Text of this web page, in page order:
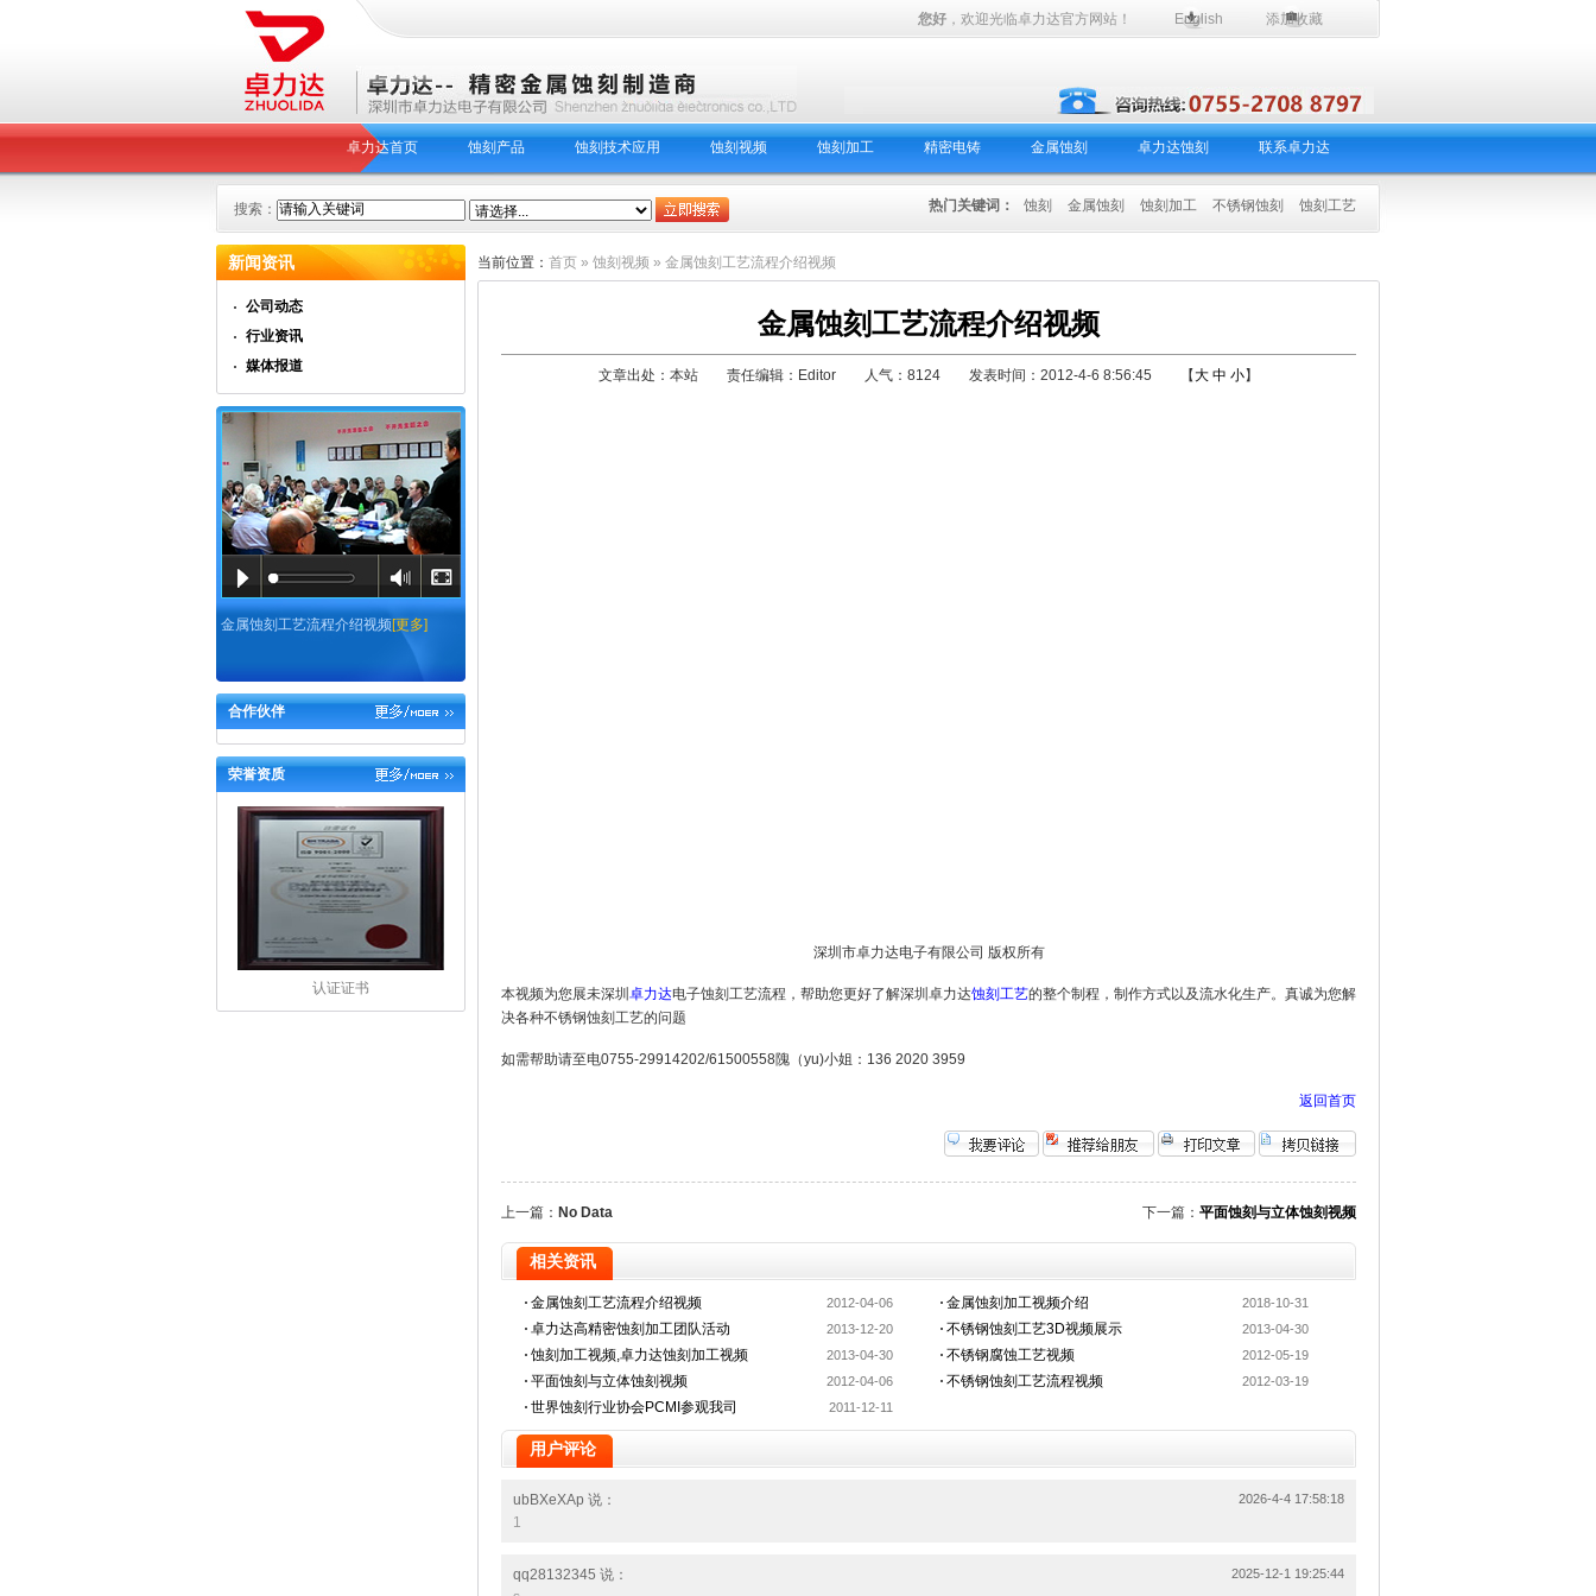
您好 ，欢迎光临卓力达官方网站！ English 添加收藏
卓力达首页 蚀刻产品 蚀刻技术应用 蚀刻视频 蚀刻加工 精密电铸 金属蚀刻 卓力达蚀刻 联系卓力达
热门关键词： 蚀刻 金属蚀刻 蚀刻加工 不锈钢蚀刻 蚀刻工艺
搜索：
新闻资讯
公司动态
行业资讯
媒体报道
金属蚀刻工艺流程介绍视频[更多]
合作伙伴
荣誉资质
认证证书
当前位置： 首页 » 蚀刻视频 » 金属蚀刻工艺流程介绍视频
金属蚀刻工艺流程介绍视频
文章出处：本站 责任编辑：Editor 人气：8124 发表时间：2012-4-6 8:56:45 【大 中 小】
深圳市卓力达电子有限公司 版权所有
本视频为您展未深圳 卓力达电子蚀刻工艺流程，帮助您更好了解深圳卓力达蚀刻工艺的整个制程，制作方式以及流水化生产。真诚为您解
决各种不锈钢蚀刻工艺的问题
如需帮助请至电0755-29914202/61500558隗（yu)小姐：136 2020 3959
返回首页
下一篇： 平面蚀刻与立体蚀刻视频
上一篇： No Data
相关资讯
2012-04-06
金属蚀刻工艺流程介绍视频 2018-10-31
金属蚀刻加工视频介绍
2013-12-20
卓力达高精密蚀刻加工团队活动 2013-04-30
不锈钢蚀刻工艺3D视频展示
2013-04-30
蚀刻加工视频,卓力达蚀刻加工视频 2012-05-19
不锈钢腐蚀工艺视频
2012-04-06
平面蚀刻与立体蚀刻视频 2012-03-19
不锈钢蚀刻工艺流程视频
2011-12-11
世界蚀刻行业协会PCMI参观我司
用户评论
2026-4-4 17:58:18
ubBXeXAp 说：
1
2025-12-1 19:25:44
qq28132345 说：